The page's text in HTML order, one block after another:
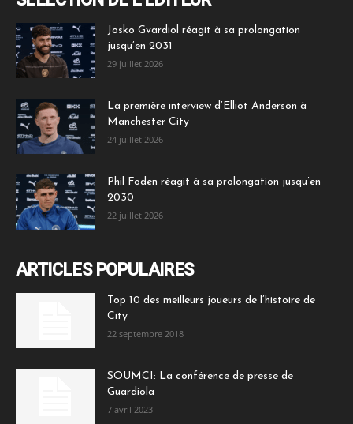
Josko Gvardiol réagit à sa prolongation
jusqu’en 2031
29 juillet 2026
La première interview d’Elliot Anderson à
Manchester City
24 juillet 2026
Phil Foden réagit à sa prolongation jusqu’en
2030
22 juillet 2026
ARTICLES POPULAIRES
Top 10 des meilleurs joueurs de l’histoire de
City
22 septembre 2018
SOUMCI: La conférence de presse de
Guardiola
7 avril 2023